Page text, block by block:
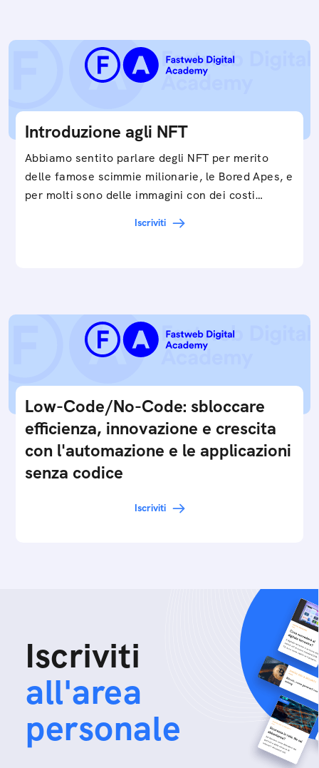
Introduzione agli NFT
Abbiamo sentito parlare degli NFT per merito
delle famose scimmie milionarie, le Bored Apes, e
per molti sono delle immagini con dei costi…
Iscriviti
Low-Code/No-Code: sbloccare
efficienza, innovazione e crescita
con l'automazione e le applicazioni
senza codice
Iscriviti
Iscriviti
all'area
personale